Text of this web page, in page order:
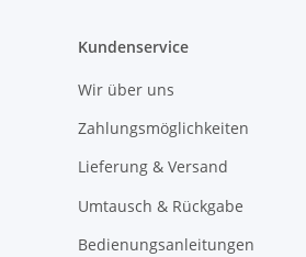
Kundenservice
Wir über uns
Zahlungsmöglichkeiten
Lieferung & Versand
Umtausch & Rückgabe
Bedienungsanleitungen